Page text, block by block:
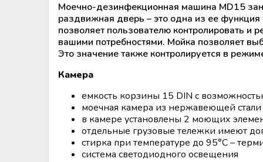
Размораживатели плазмы крови и
стволовых клеток
ТермоСумки для транспортировки
компонентов крови
Устройства для стерильного
соединения полимерных
Дополнительные материалы к
холодильному оборудованию
Рулоны и пакеты для
стерилизации
Моечно-дезинфекционная машина MD15
раздвижная дверь – это одна из ее функция
позволяет пользователю контролировать и
вашими потребностями. Мойка позволяет
Это значение также контролируется в
Камера
емкость корзины 15 DIN с
моечная камера из нержавеющей
в камере установлены 2 моющих
отдельные грузовые тележки имеют
стирка при температуре до 95°C –
система светодиодного освещения